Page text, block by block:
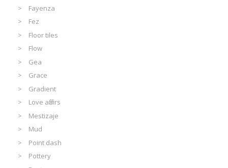
Fayenza
Fez
Floor tiles
Flow
Gea
Grace
Gradient
Love affairs
Mestizaje
Mud
Point dash
Pottery